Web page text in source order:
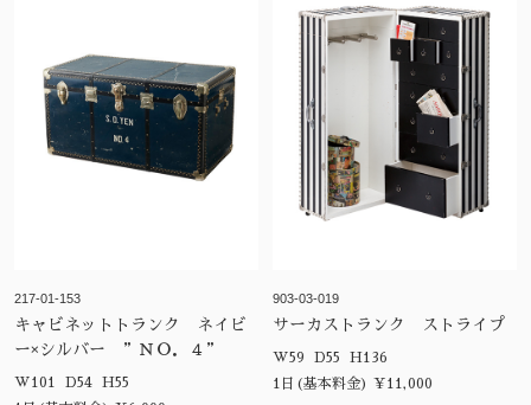
217-01-153
キャビネットトランク ネイビ
ー×シルバー ”ＮＯ．４”
W101 D54 H55
903-03-019
サーカストランク ストライプ
W59 D55 H136
1日(基本料金) ¥11,000